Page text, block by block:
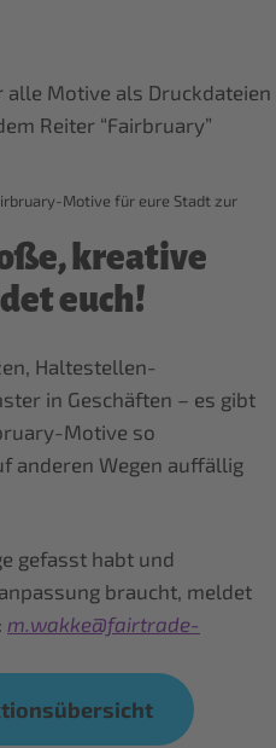
Motive als Druckdateien
Reiter “Fairbruary”
Motive für eure Stadt zur
kreative
euch!
Haltestellen-
in Geschäften – es gibt
Motive so
anderen Wegen auffällig
gefasst habt und
braucht, meldet
m.wakke@fairtrade-